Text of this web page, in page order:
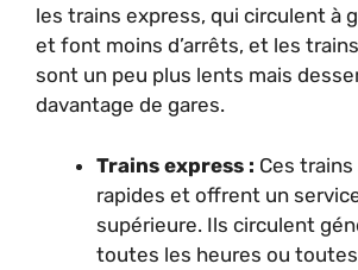
les trains express, qui circulent à
et font moins d’arrêts, et les
sont un peu plus lents mais
davantage de gares.
Trains express : Ces
rapides et offrent un
supérieure. Ils circulent
toutes les heures ou